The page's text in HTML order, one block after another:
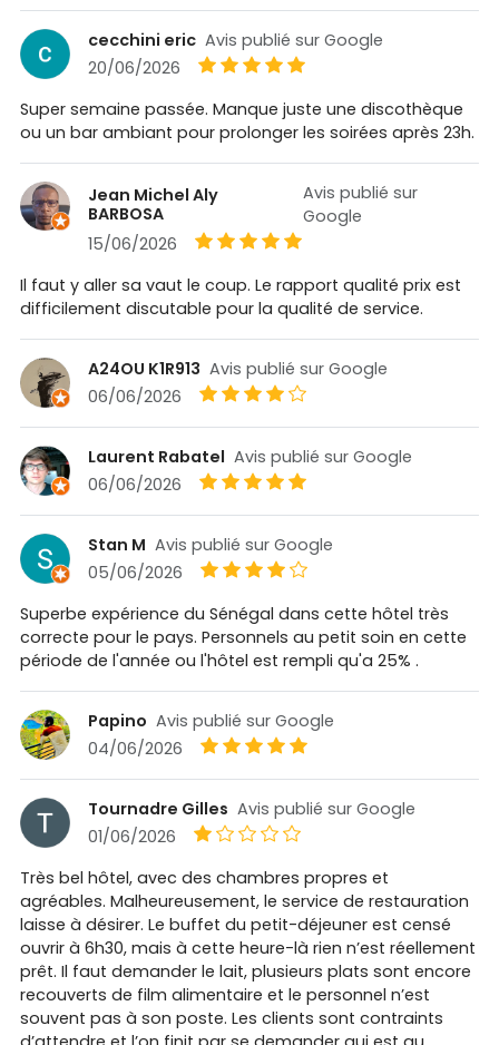
cecchini eric Avis publié sur Google
20/06/2026
Super semaine passée. Manque juste une discothèque
ou un bar ambiant pour prolonger les soirées après 23h.
Jean Michel Aly
BARBOSA
Avis publié sur
Google
15/06/2026
Il faut y aller sa vaut le coup. Le rapport qualité prix est
difficilement discutable pour la qualité de service.
A24OU K1R913 Avis publié sur Google
06/06/2026
Laurent Rabatel Avis publié sur Google
06/06/2026
Stan M Avis publié sur Google
05/06/2026
Superbe expérience du Sénégal dans cette hôtel très
correcte pour le pays. Personnels au petit soin en cette
période de l'année ou l'hôtel est rempli qu'a 25% .
Papino Avis publié sur Google
04/06/2026
Tournadre Gilles Avis publié sur Google
01/06/2026
Très bel hôtel, avec des chambres propres et
agréables. Malheureusement, le service de restauration
laisse à désirer. Le buffet du petit-déjeuner est censé
ouvrir à 6h30, mais à cette heure-là rien n’est réellement
prêt. Il faut demander le lait, plusieurs plats sont encore
recouverts de film alimentaire et le personnel n’est
souvent pas à son poste. Les clients sont contraints